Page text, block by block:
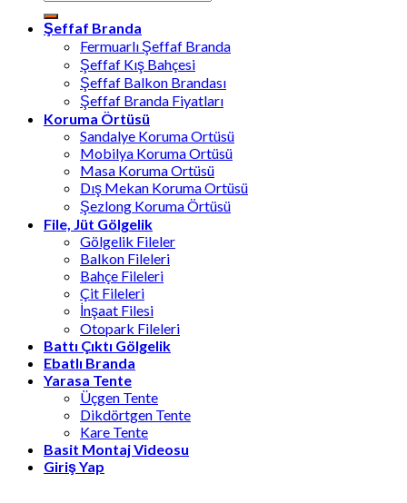
Şeffaf Branda
Fermuarlı Şeffaf Branda
Şeffaf Kış Bahçesi
Şeffaf Balkon Brandası
Şeffaf Branda Fiyatları
Koruma Örtüsü
Sandalye Koruma Ortüsü
Mobilya Koruma Ortüsü
Masa Koruma Ortüsü
Dış Mekan Koruma Ortüsü
Şezlong Koruma Örtüsü
File, Jüt Gölgelik
Gölgelik Fileler
Balkon Fileleri
Bahçe Fileleri
Çit Fileleri
İnşaat Filesi
Otopark Fileleri
Battı Çıktı Gölgelik
Ebatlı Branda
Yarasa Tente
Üçgen Tente
Dikdörtgen Tente
Kare Tente
Basit Montaj Videosu
Giriş Yap